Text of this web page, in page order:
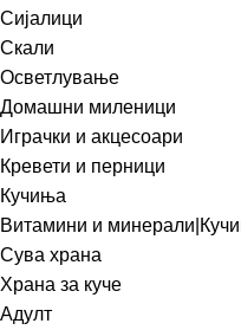
Сијалици
Скали
Осветлување
Домашни миленици
Играчки и акцесоари
Кревети и перници
Кучиња
Витамини и
Сува храна
Храна за куче
Адулт